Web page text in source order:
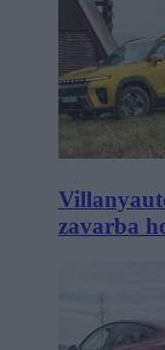
zavarba